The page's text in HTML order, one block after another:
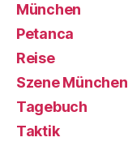
München
Petanca
Reise
Szene München
Tagebuch
Taktik